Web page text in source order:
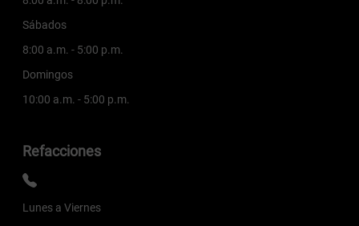
Sábados
8:00 a.m. - 5:00 p.m.
Domingos
10:00 a.m. - 5:00 p.m.
Refacciones
Lunes a Viernes